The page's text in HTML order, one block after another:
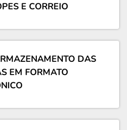
E CORREIO
DAS
EM FORMATO